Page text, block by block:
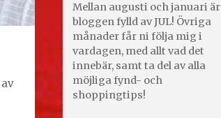
av
Mellan augusti och januari är
bloggen fylld av JUL! Övriga
månader får ni följa mig i
vardagen, med allt vad det
innebär, samt ta del av alla
möjliga fynd- och
shoppingtips!